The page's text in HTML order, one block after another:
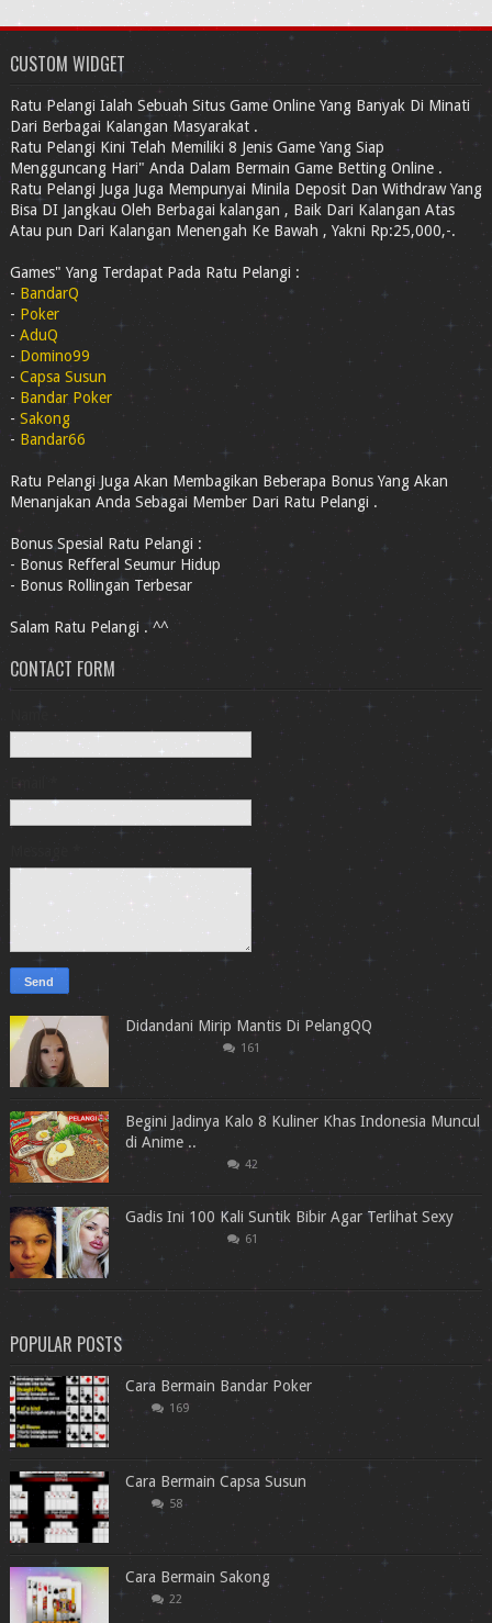
CUSTOM WIDGET
Ratu Pelangi Ialah Sebuah Situs Game Online Yang Banyak Di Minati
Dari Berbagai Kalangan Masyarakat .
Ratu Pelangi Kini Telah Memiliki 8 Jenis Game Yang Siap
Mengguncang Hari" Anda Dalam Bermain Game Betting Online .
Ratu Pelangi Juga Juga Mempunyai Minila Deposit Dan Withdraw Yang
Bisa DI Jangkau Oleh Berbagai kalangan , Baik Dari Kalangan Atas
Atau pun Dari Kalangan Menengah Ke Bawah , Yakni Rp:25,000,-.
Games" Yang Terdapat Pada Ratu Pelangi :
- BandarQ
- Poker
- AduQ
- Domino99
- Capsa Susun
- Bandar Poker
- Sakong
- Bandar66
Ratu Pelangi Juga Akan Membagikan Beberapa Bonus Yang Akan
Menanjakan Anda Sebagai Member Dari Ratu Pelangi .
Bonus Spesial Ratu Pelangi :
- Bonus Refferal Seumur Hidup
- Bonus Rollingan Terbesar
Salam Ratu Pelangi . ^^
CONTACT FORM
Email
Didandani Mirip Mantis Di PelangQQ
161
Begini Jadinya Kalo 8 Kuliner Khas Indonesia Muncul
di Anime ..
42
Gadis Ini 100 Kali Suntik Bibir Agar Terlihat Sexy
61
POPULAR POSTS
Cara Bermain Bandar Poker
169
Cara Bermain Capsa Susun
58
Cara Bermain Sakong
22